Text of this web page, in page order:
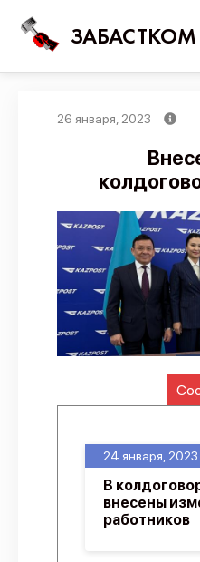
ЗАБАСТКОМ
Карта
Трудовые
Политика
26 января, 2023
24 января, 2023
В
внесены
работников